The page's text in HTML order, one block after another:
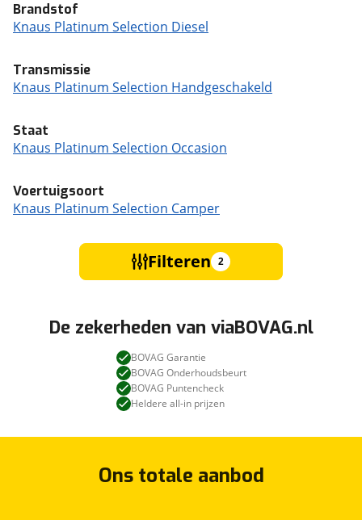
Brandstof
Knaus Platinum Selection Diesel
Transmissie
Knaus Platinum Selection Handgeschakeld
Staat
Knaus Platinum Selection Occasion
Voertuigsoort
Knaus Platinum Selection Camper
Filteren 2
De zekerheden van viaBOVAG.nl
BOVAG Garantie
BOVAG Onderhoudsbeurt
BOVAG Puntencheck
Heldere all-in prijzen
Ons totale aanbod